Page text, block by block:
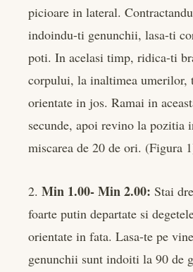
picioare in lateral.
indoindu-ti genunchii, lasa-ti
poti. In acelasi timp, ridica-ti
corpului, la inaltimea umerilor,
orientate in jos. Ramai in
secunde, apoi revino la pozitia
miscarea de 20 de ori. (Figura
2. Min 1.00- Min 2.00: Stai
foarte putin departate si
orientate in fata. Lasa-te pe
genunchii sunt indoiti la 90 de